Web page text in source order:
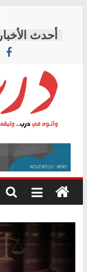
content
درب
وأتوه
درب..
وتبقى
هي